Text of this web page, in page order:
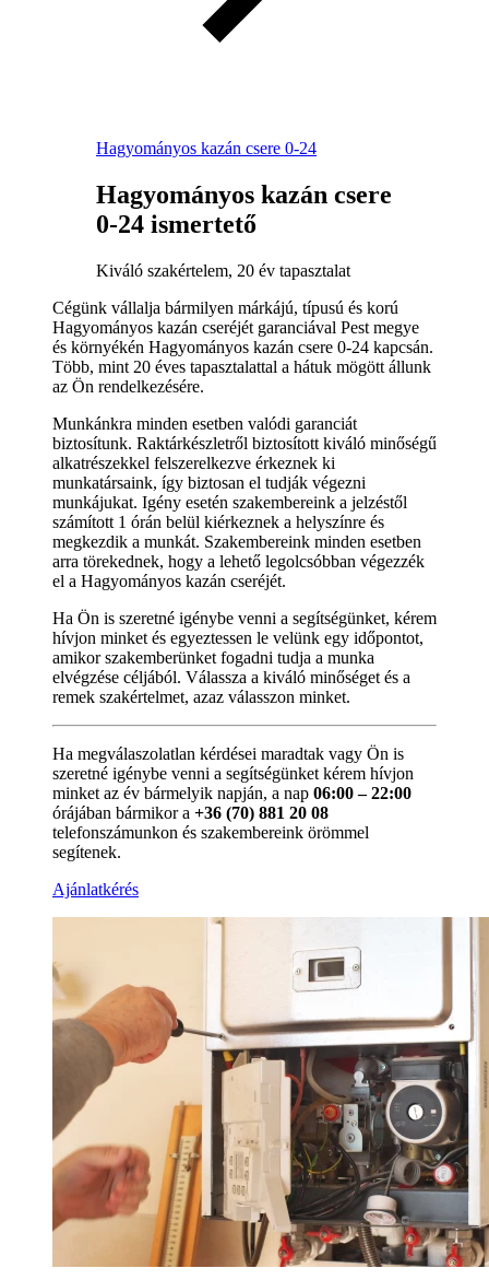
Hagyományos kazán csere 0-24
Hagyományos kazán csere
0-24 ismertető
Kiváló szakértelem, 20 év tapasztalat
Cégünk vállalja bármilyen márkájú, típusú és korú
Hagyományos kazán cseréjét garanciával Pest megye
és környékén Hagyományos kazán csere 0-24 kapcsán.
Több, mint 20 éves tapasztalattal a hátuk mögött állunk
az Ön rendelkezésére.
Munkánkra minden esetben valódi garanciát
biztosítunk. Raktárkészletről biztosított kiváló minőségű
alkatrészekkel felszerelkezve érkeznek ki
munkatársaink, így biztosan el tudják végezni
munkájukat. Igény esetén szakembereink a jelzéstől
számított 1 órán belül kiérkeznek a helyszínre és
megkezdik a munkát. Szakembereink minden esetben
arra törekednek, hogy a lehető legolcsóbban végezzék
el a Hagyományos kazán cseréjét.
Ha Ön is szeretné igénybe venni a segítségünket, kérem
hívjon minket és egyeztessen le velünk egy időpontot,
amikor szakemberünket fogadni tudja a munka
elvégzése céljából. Válassza a kiváló minőséget és a
remek szakértelmet, azaz válasszon minket.
Ha megválaszolatlan kérdései maradtak vagy Ön is
szeretné igénybe venni a segítségünket kérem hívjon
minket az év bármelyik napján, a nap 06:00 – 22:00
órájában bármikor a +36 (70) 881 20 08
telefonszámunkon és szakembereink örömmel
segítenek.
Ajánlatkérés